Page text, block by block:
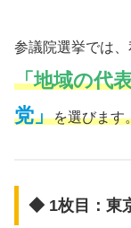
参議院選挙では
「地域の代
党」を選びます
◆ 1枚目：東